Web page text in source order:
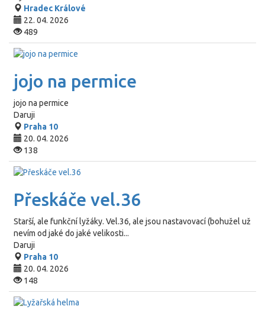
Hradec Králové
22. 04. 2026
489
jojo na permice
jojo na permice
Daruji
Praha 10
20. 04. 2026
138
Přeskáče vel.36
Starší, ale funkční lyžáky. Vel.36, ale jsou nastavovací (bohužel už
nevím od jaké do jaké velikosti...
Daruji
Praha 10
20. 04. 2026
148